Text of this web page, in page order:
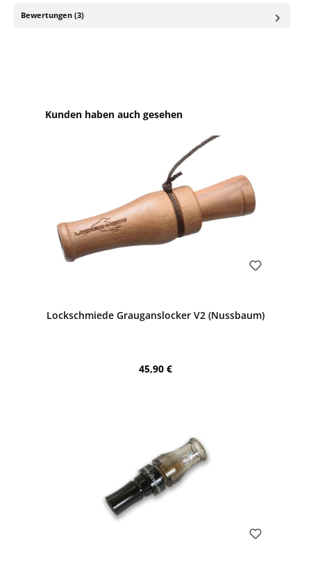
Bewertungen (3)
Produktgalerie überspringen
Kunden haben auch gesehen
Lockschmiede Grauganslocker V2 (Nussbaum)
Regulärer Preis:
45,90 €